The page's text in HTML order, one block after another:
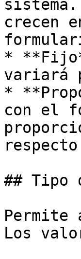
crecen
*
variará
*
con el
## Tipo
Permite
Los